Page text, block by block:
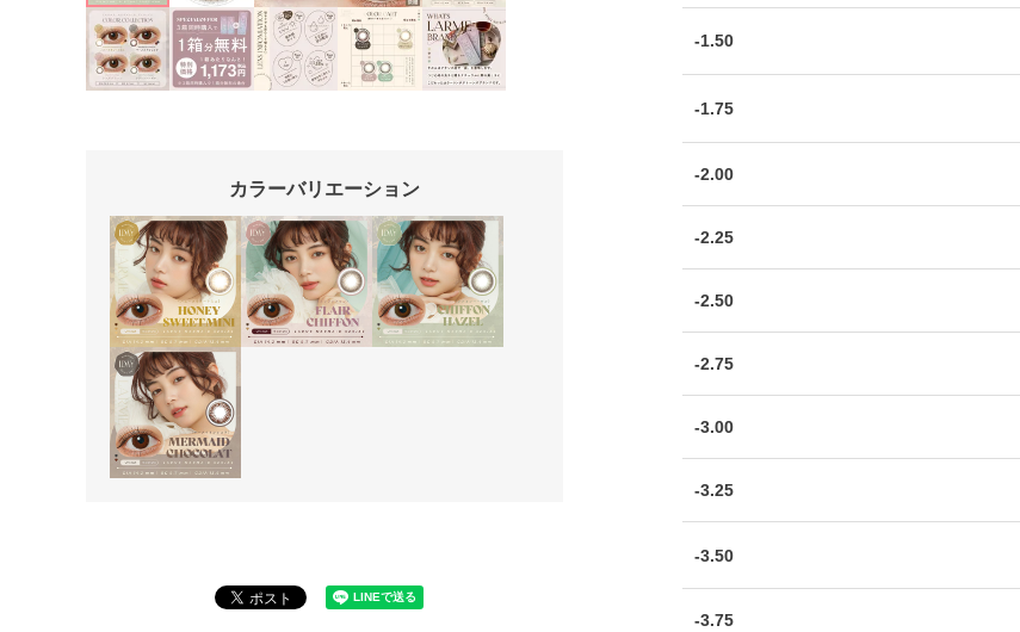
カラーバリエーション
-1.50
-1.75
-2.00
-2.25
-2.50
-2.75
-3.00
-3.25
-3.50
-3.75